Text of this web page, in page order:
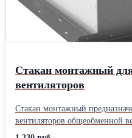
Стакан монтажный
вентиляторов
Стакан монтажный
вентиляторов общеобменной
вентиляторов дымоудаления,